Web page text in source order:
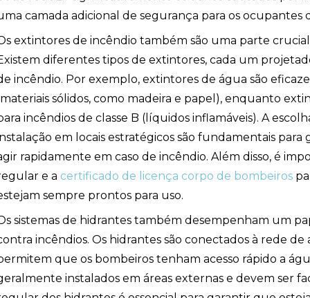
camada adicional de segurança para os ocupantes
extintores de incêndio também são uma parte
diferentes tipos de extintores, cada um
incêndio. Por exemplo, extintores de água são
sólidos, como madeira e papel), enquanto
incêndios de classe B (líquidos inflamáveis). A
em locais estratégicos são fundamentais
rapidamente em caso de incêndio. Além disso, é
e a certificado de licença corpo de bombeiros
sempre prontos para uso.
sistemas de hidrantes também desempenham um
incêndios. Os hidrantes são conectados à rede
que os bombeiros tenham acesso rápido a
instalados em áreas externas e devem ser